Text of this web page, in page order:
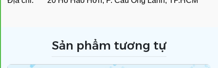
Sản phẩm tương tự